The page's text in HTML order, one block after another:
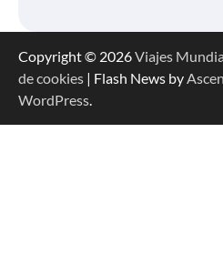
Copyright © 2026Viajes
de cookies | Flash News by
WordPress